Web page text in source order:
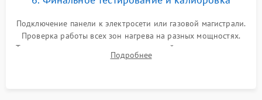
Подключение панели к электросети или газовой магистрали.
Проверка работы всех зон нагрева на разных мощностях.
Тестирование сенсорного управления, таймера, индикаторов
остаточного тепла и систем защиты от перегрева.
Подробнее